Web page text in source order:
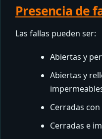
Presencia de
Las fallas pueden ser:
Abiertas y
Abiertas y
Cerradas
Cerradas e